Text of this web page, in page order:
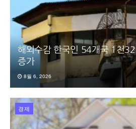
해외수감 한국인 54개국 1천
증가
8월 6, 2026
경제